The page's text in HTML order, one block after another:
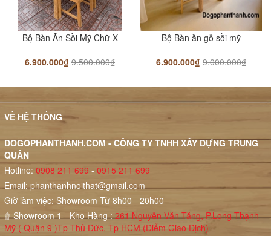
Bộ Bàn Ăn Sồi Mỹ Chữ X
6.900.000₫ 9.500.000₫
Bộ Bàn ăn gỗ sồi mỹ
6.900.000₫ 9.000.000₫
VỀ HỆ THỐNG
DOGOPHANTHANH.COM - CÔNG TY TNHH XÂY DỰNG TRUNG
QUÂN
Hotline: 0908 211 699 - 0915 211 699
Email:phanthanhnoithat@gmail.com
Giờ làm việc: Showroom Từ 8h00 - 20h00
۩ Showroom 1 - Kho Hàng :261 Nguyễn Văn Tăng, P.Long Thạnh
Mỹ ( Quận 9 )Tp Thủ Đức, Tp HCM (Điểm Giao Dịch)